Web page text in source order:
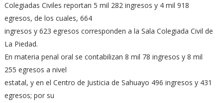
Colegiadas Civiles reportan 5 mil 282 ingresos y 4 mil 918
egresos, de los cuales, 664
ingresos y 623 egresos corresponden a la Sala Colegiada Civil de
La Piedad.
En materia penal oral se contabilizan 8 mil 78 ingresos y 8 mil
255 egresos a nivel
estatal, y en el Centro de Justicia de Sahuayo 496 ingresos y 431
egresos; por su